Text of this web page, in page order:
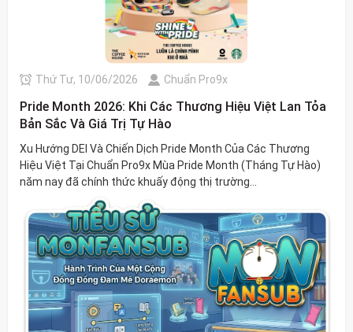
Thứ Tư, 10/06/2026 Chuẩn Pro9x
Pride Month 2026: Khi Các Thương Hiệu Việt Lan Tỏa
Bản Sắc Và Giá Trị Tự Hào
Xu Hướng DEI Và Chiến Dịch Pride Month Của Các Thương
Hiệu Việt Tại Chuẩn Pro9x Mùa Pride Month (Tháng Tự Hào)
năm nay đã chính thức khuấy động thị trường...